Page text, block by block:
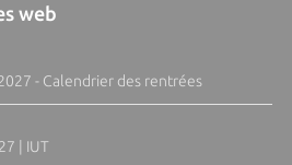
web
- Calendrier des rentrées
| IUT